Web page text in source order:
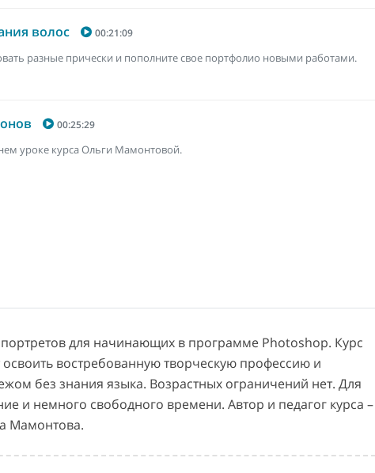
волос 00:21:09
разные прически и пополните свое портфолио новыми работами.
00:25:29
уроке курса Ольги Мамонтовой.
для начинающих в программе Photoshop. Курс
востребованную творческую профессию и
без знания языка. Возрастных ограничений нет. Для
и немного свободного времени. Автор и педагог курса –
Мамонтова.